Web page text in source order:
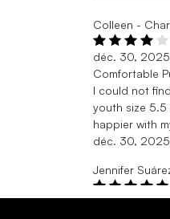
Colleen -
déc. 30, 2025
Comfortable
I could not
youth size 5.5
happier with
déc. 30, 2025
Jennifer
déc. 6, 2025